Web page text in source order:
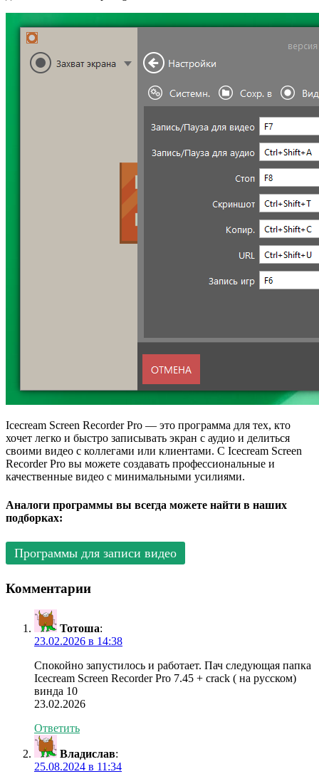
Icecream Screen Recorder Pro — это программа для тех, кто
хочет легко и быстро записывать экран с аудио и делиться
своими видео с коллегами или клиентами. С Icecream Screen
Recorder Pro вы можете создавать профессиональные и
качественные видео с минимальными усилиями.
Аналоги программы вы всегда можете найти в наших
подборках:
Программы для записи видео
Комментарии
Тотоша:
23.02.2026 в 14:38
Спокойно запустилось и работает. Пач следующая папка
Icecream Screen Recorder Pro 7.45 + crack ( на русском)
винда 10
23.02.2026
Ответить
Владислав:
25.08.2024 в 11:34